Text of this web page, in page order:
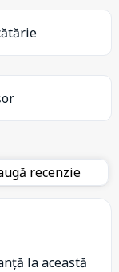
recenzie
la această